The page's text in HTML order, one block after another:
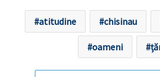
atitudine chisinau
oameni